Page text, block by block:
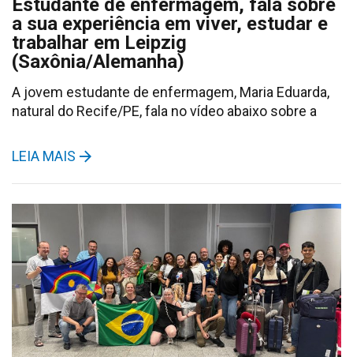
Estudante de enfermagem, fala sobre
a sua experiência em viver, estudar e
trabalhar em Leipzig
(Saxônia/Alemanha)
A jovem estudante de enfermagem, Maria Eduarda,
natural do Recife/PE, fala no vídeo abaixo sobre a
LEIA MAIS